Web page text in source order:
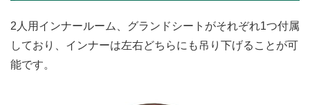
2人用インナールーム、グランドシートがそれぞれ1つ付属
しており、インナーは左右どちらにも吊り下げることが可
能です。